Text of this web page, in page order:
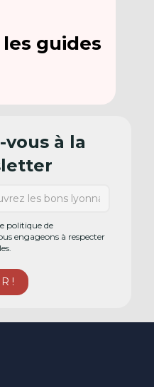
guides
à la
politique de
engageons à respecter